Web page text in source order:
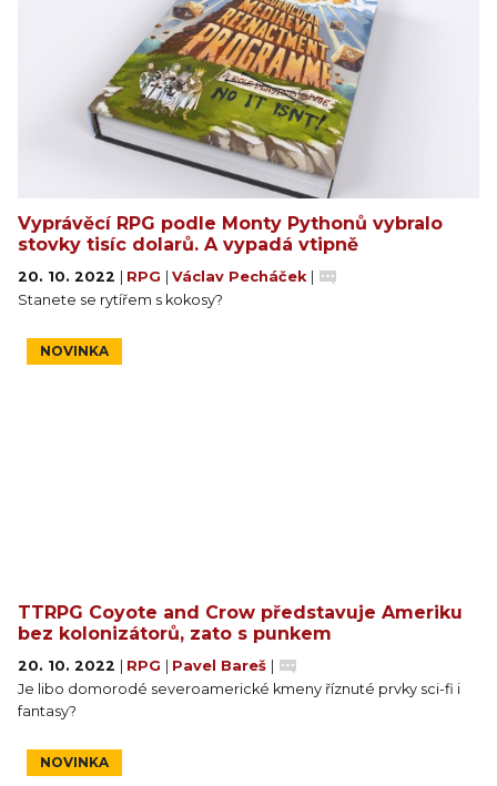
Vyprávěcí RPG podle Monty Pythonů vybralo
stovky tisíc dolarů. A vypadá vtipně
20. 10. 2022 | RPG | Václav Pecháček |
Stanete se rytířem s kokosy?
NOVINKA
TTRPG Coyote and Crow představuje Ameriku
bez kolonizátorů, zato s punkem
20. 10. 2022 | RPG | Pavel Bareš |
Je libo domorodé severoamerické kmeny říznuté prvky sci-fi i
fantasy?
NOVINKA